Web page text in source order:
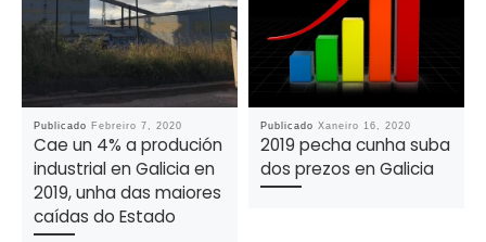
Publicado Febreiro 7, 2020
Cae un 4% a produción
industrial en Galicia en
2019, unha das maiores
caídas do Estado
Publicado Xaneiro 16, 2020
2019 pecha cunha suba
dos prezos en Galicia